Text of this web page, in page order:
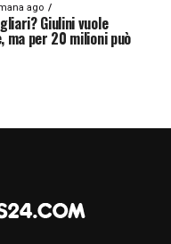
ago
Giulini vuole
ma per 20 milioni può